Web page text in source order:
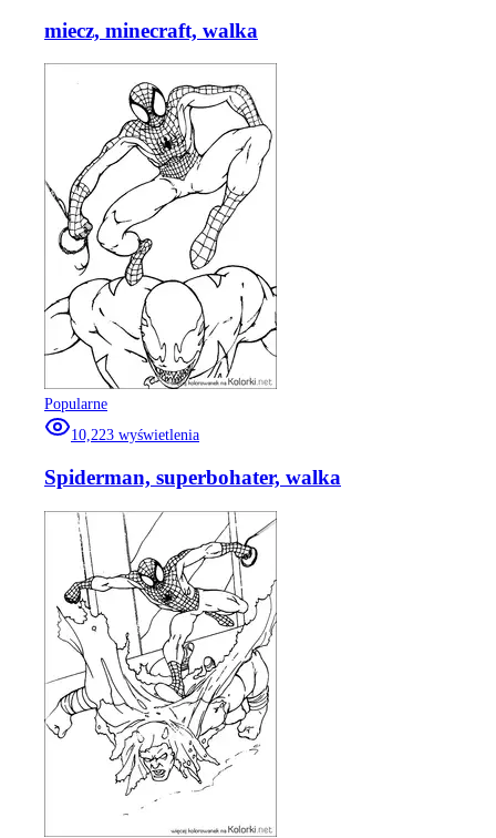
miecz, minecraft, walka
Popularne
10,223 wyświetlenia
Spiderman, superbohater, walka